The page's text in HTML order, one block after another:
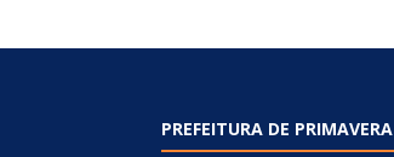
PREFEITURA DE PRIMAVERA